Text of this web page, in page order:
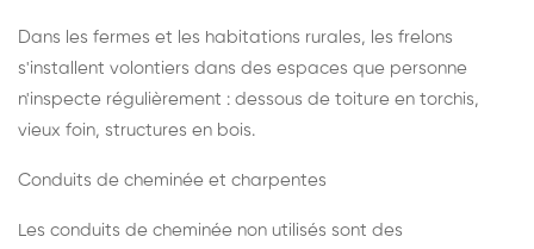
Dans les fermes et les habitations rurales, les frelons
s'installent volontiers dans des espaces que personne
n'inspecte régulièrement : dessous de toiture en torchis,
vieux foin, structures en bois.
Conduits de cheminée et charpentes
Les conduits de cheminée non utilisés sont des